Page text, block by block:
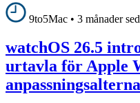
9to5Mac • 3 månader
watchOS 26.5
urtavla för Apple